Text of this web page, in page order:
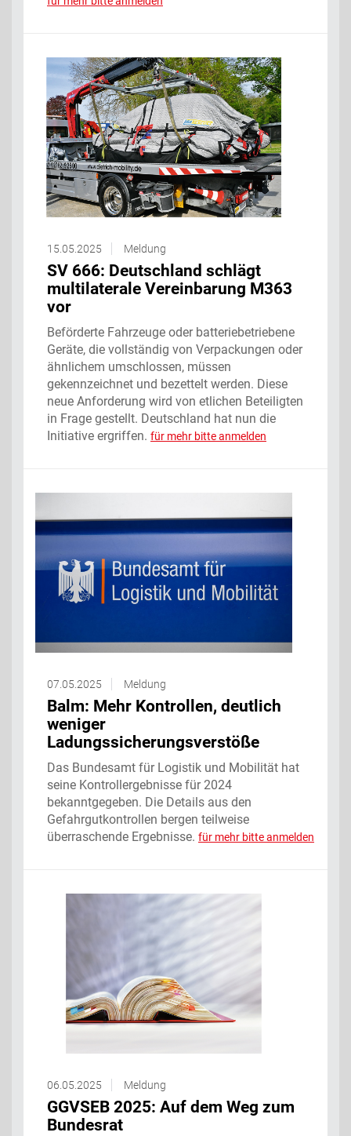
15.05.2025 Meldung
SV 666: Deutschland schlägt
multilaterale Vereinbarung M363
vor
Beförderte Fahrzeuge oder batteriebetriebene
Geräte, die vollständig von Verpackungen oder
ähnlichem umschlossen, müssen
gekennzeichnet und bezettelt werden. Diese
neue Anforderung wird von etlichen Beteiligten
in Frage gestellt. Deutschland hat nun die
Initiative ergriffen. für mehr bitte anmelden
07.05.2025 Meldung
Balm: Mehr Kontrollen, deutlich
weniger
Ladungssicherungsverstöße
Das Bundesamt für Logistik und Mobilität hat
seine Kontrollergebnisse für 2024
bekanntgegeben. Die Details aus den
Gefahrgutkontrollen bergen teilweise
überraschende Ergebnisse. für mehr bitte anmelden
06.05.2025 Meldung
GGVSEB 2025: Auf dem Weg zum
Bundesrat